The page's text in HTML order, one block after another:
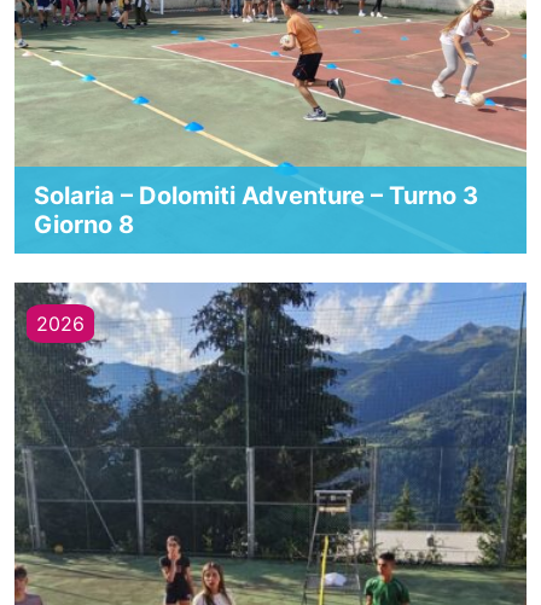
Solaria – Dolomiti Adventure – Turno 3
Giorno 8
2026